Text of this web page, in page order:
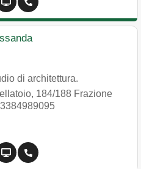
di architettura.
184/188 Frazione